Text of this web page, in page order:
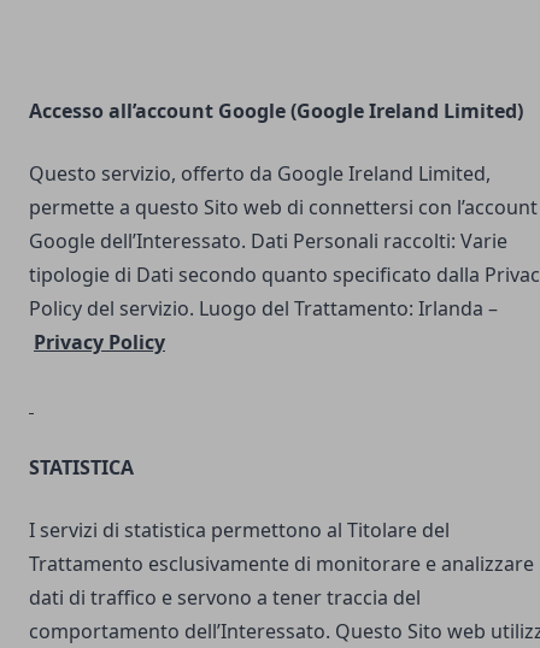
Accesso all’account Google (Google Ireland Limited)
Questo servizio, offerto da Google Ireland Limited,
permette a questo Sito web di connettersi con l’account
Google dell’Interessato. Dati Personali raccolti: Varie
tipologie di Dati secondo quanto specificato dalla
Policy del servizio. Luogo del Trattamento: Irlanda –
Privacy Policy
STATISTICA
I servizi di statistica permettono al Titolare del
Trattamento esclusivamente di monitorare e analizzare
dati di traffico e servono a tener traccia del
comportamento dell’Interessato. Questo Sito web